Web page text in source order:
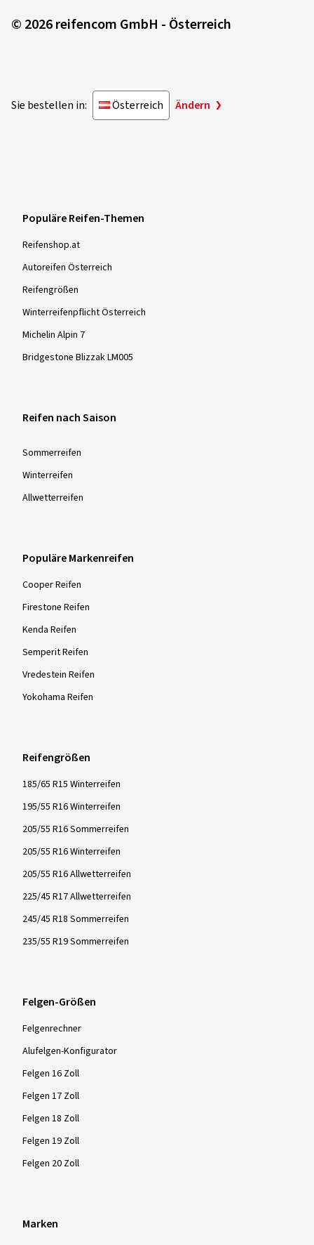
© 2026 reifencom GmbH - Österreich
Sie bestellen in: Österreich Ändern
Populäre Reifen-Themen
Reifenshop.at
Autoreifen Österreich
Reifengrößen
Winterreifenpflicht Österreich
Michelin Alpin 7
Bridgestone Blizzak LM005
Reifen nach Saison
Sommer­reifen
Winter­reifen
Allwetter­reifen
Populäre Markenreifen
Cooper Reifen
Firestone Reifen
Kenda Reifen
Semperit Reifen
Vredestein Reifen
Yokohama Reifen
Reifengrößen
185/65 R15 Winterreifen
195/55 R16 Winterreifen
205/55 R16 Sommerreifen
205/55 R16 Winterreifen
205/55 R16 Allwetterreifen
225/45 R17 Allwetterreifen
245/45 R18 Sommerreifen
235/55 R19 Sommerreifen
Felgen-Größen
Felgenrechner
Alufelgen-Konfigurator
Felgen 16 Zoll
Felgen 17 Zoll
Felgen 18 Zoll
Felgen 19 Zoll
Felgen 20 Zoll
Marken